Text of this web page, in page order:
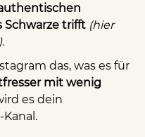
Schwarze trifft (hier
das, was es für
mit wenig
es dein